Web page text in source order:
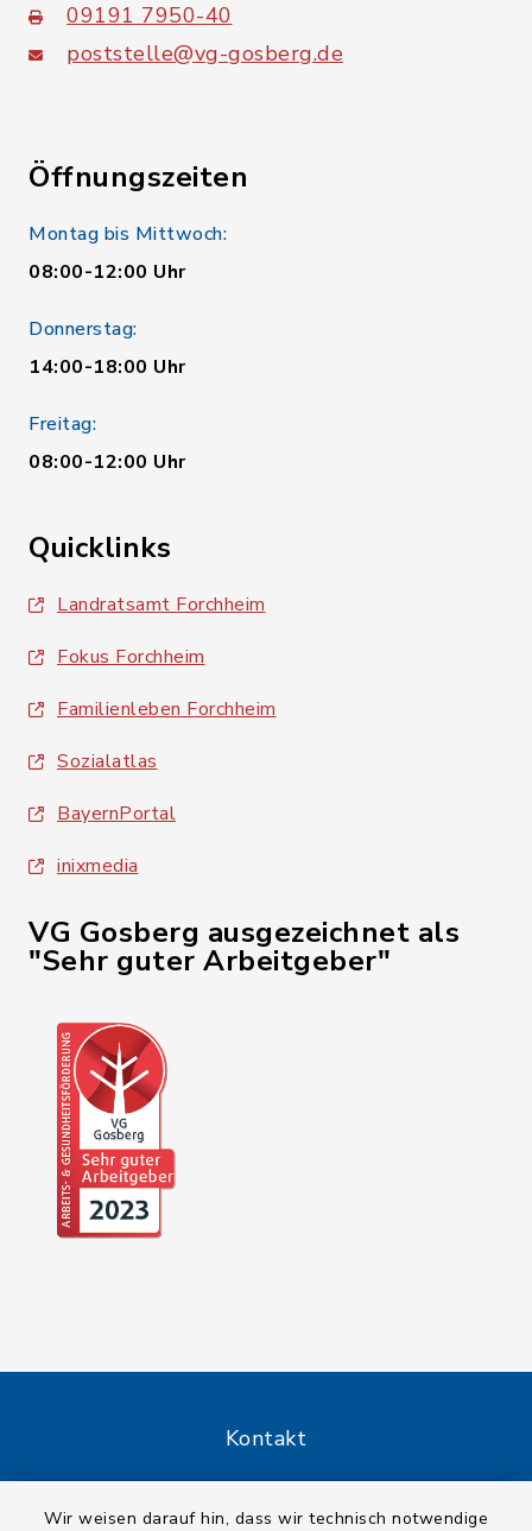
Wir weisen darauf hin, dass wir technisch notwendige
09191 7950-40
poststelle@vg-gosberg.de
Öffnungszeiten
Montag bis Mittwoch:
08:00-12:00 Uhr
Donnerstag:
14:00-18:00 Uhr
Freitag:
08:00-12:00 Uhr
Quicklinks
Landratsamt Forchheim
Fokus Forchheim
Familienleben Forchheim
Sozialatlas
BayernPortal
inixmedia
VG Gosberg ausgezeichnet als
"Sehr guter Arbeitgeber"
Kontakt